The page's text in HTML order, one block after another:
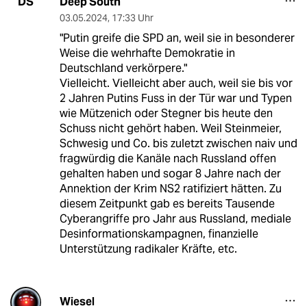
03.05.2024, 17:33 Uhr
"Putin greife die SPD an, weil sie in besonderer
Weise die wehrhafte Demokratie in
Deutschland verkörpere."
Vielleicht. Vielleicht aber auch, weil sie bis vor
2 Jahren Putins Fuss in der Tür war und Typen
wie Mützenich oder Stegner bis heute den
Schuss nicht gehört haben. Weil Steinmeier,
Schwesig und Co. bis zuletzt zwischen naiv und
fragwürdig die Kanäle nach Russland offen
gehalten haben und sogar 8 Jahre nach der
Annektion der Krim NS2 ratifiziert hätten. Zu
diesem Zeitpunkt gab es bereits Tausende
Cyberangriffe pro Jahr aus Russland, mediale
Desinformationskampagnen, finanzielle
Unterstützung radikaler Kräfte, etc.
Wiesel